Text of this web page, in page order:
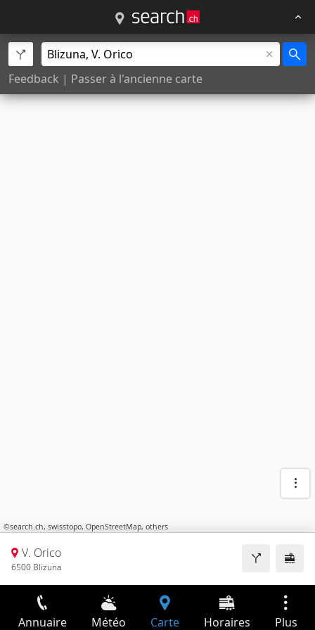
Feedback | Passer à l'ancienne carte
©search.ch, swisstopo, OpenStreetMap, others
V. Orico
6500 Blizuna
Annuaire Météo Carte Horaires Plus